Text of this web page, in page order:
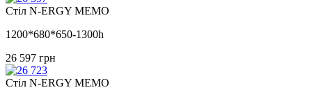
Стіл N-ERGY MEMO
1200*680*650-1300h
26 597 грн
Стіл N-ERGY MEMO